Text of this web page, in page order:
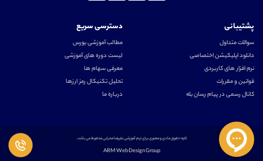
پشتیبانی
سوالات متداول
دانلود اپلیکیشن اختصاصی
نرم افزار های کاربردی
قوانین و مقررات
کانال رسمی در پیام رسان بله
دسترسی سریع
مطالب آموزشی بورس
لیست دوره های آموزشی
معرفی سهام ها
تحلیل تکنیکال رمز ارزها
درباره ما
کلیه حقوق مادی و معنوی برای تیم آموزشی علیرضا محرابی محفوظ می باشد.
ARM Web Design Group